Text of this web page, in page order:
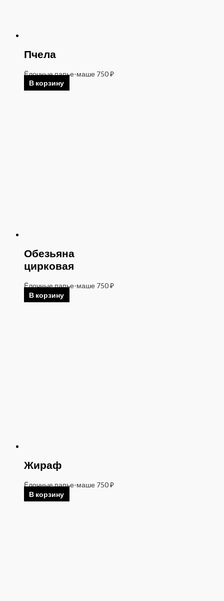
Пчела
Ёлочные папье-маше 750₽
В корзину
Обезьяна
цирковая
Ёлочные папье-маше 750₽
В корзину
Жираф
Ёлочные папье-маше 750₽
В корзину